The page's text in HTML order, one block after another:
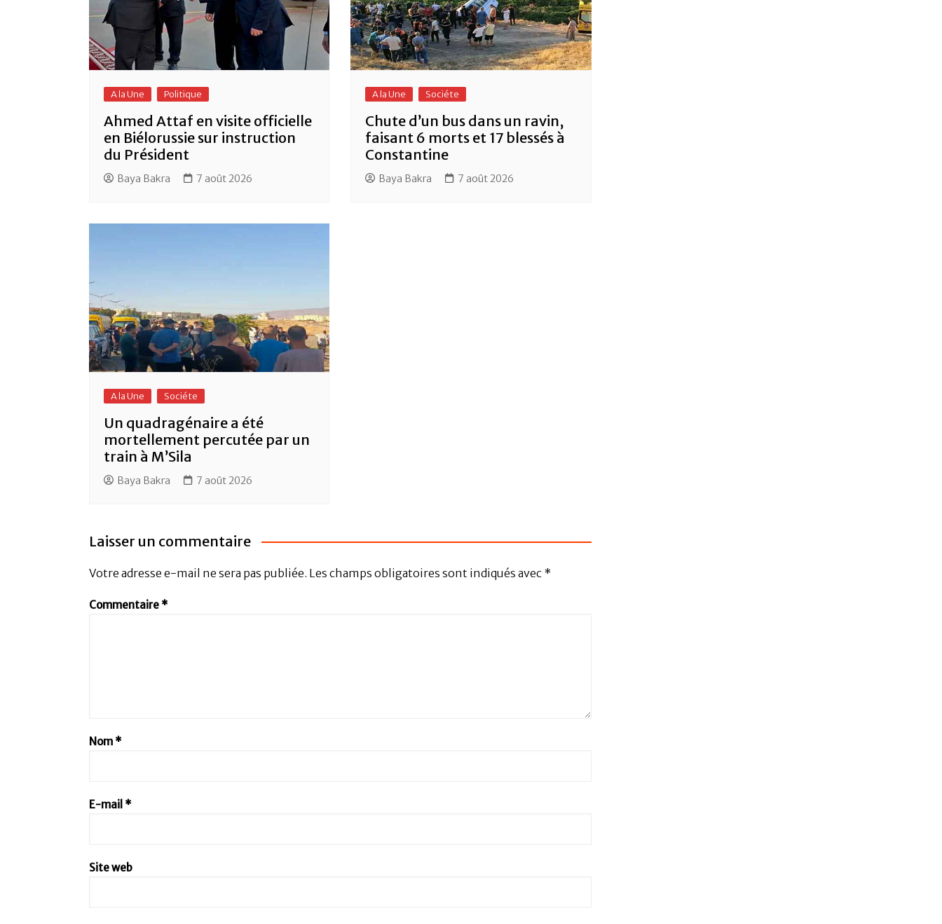
A la Une Politique
Ahmed Attaf en visite officielle
en Biélorussie sur instruction
du Président
Baya Bakra 7 août 2026
A la Une Sociéte
Chute d’un bus dans un ravin,
faisant 6 morts et 17 blessés à
Constantine
Baya Bakra 7 août 2026
A la Une Sociéte
Un quadragénaire a été
mortellement percutée par un
train à M’Sila
Baya Bakra 7 août 2026
Laisser un commentaire
Votre adresse e-mail ne sera pas publiée. Les champs obligatoires sont indiqués avec *
Commentaire *
Nom *
E-mail *
Site web